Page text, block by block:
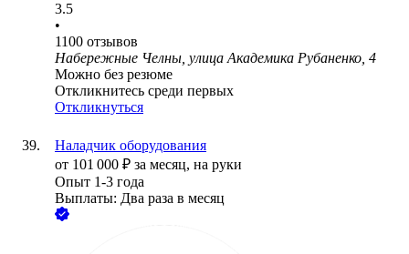
3.5
•
1100 отзывов
Набережные Челны, улица Академика Рубаненко, 4
Можно без резюме
Откликнитесь среди первых
Откликнуться
Наладчик оборудования
от 101 000 ₽ за месяц, на руки
Опыт 1-3 года
Выплаты: Два раза в месяц